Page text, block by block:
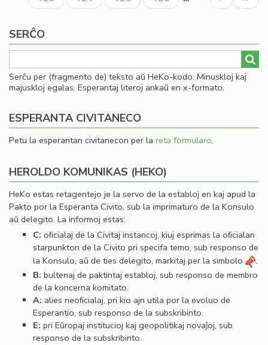
page
page
SERĈO
Serĉu per (fragmento de) teksto aŭ HeKo-kodo. Minuskloj kaj
majuskloj egalas. Esperantaj literoj ankaŭ en x-formato.
ESPERANTA CIVITANECO
Petu la esperantan civitanecon per la reta formularo.
HEROLDO KOMUNIKAS (HEKO)
HeKo estas retagentejo je la servo de la establoj en kaj apud la
Pakto por la Esperanta Civito, sub la imprimaturo de la Konsulo
aŭ delegito. La informoj estas:
C: oﬁcialaj de la Civitaj instancoj, kiuj esprimas la oﬁcialan
starpunkton de la Civito pri specifa temo, sub responso de
la Konsulo, aŭ de ties delegito, markitaj per la simbolo
.
B: bultenaj de paktintaj establoj, sub responso de membro
de la koncerna komitato.
A: alies neoﬁcialaj, pri kio ajn utila por la evoluo de
Esperantio, sub responso de la subskribinto.
E: pri Eŭropaj institucioj kaj geopolitikaj novaĵoj, sub
responso de la subskribinto.